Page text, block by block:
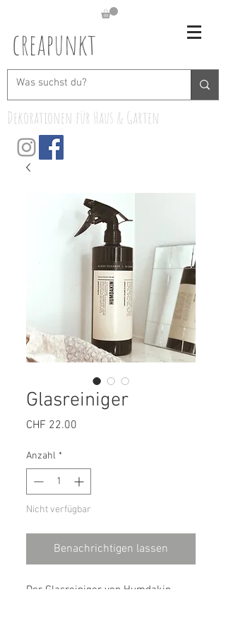
creapunkt
Dekorationen für Haus & Garten
Glasreiniger
CHF 22.00
Anzahl *
Nicht verfügbar
Benachrichtigen lassen
Der Glasreiniger von Humdakin